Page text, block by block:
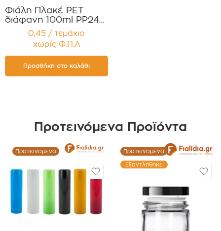
Φιάλη Πλακέ PET
διάφανη 100ml PP24
με Λευκό Flip Top για
Αντισηπτικά
Απολυμαντικά
Σαμπουάν
Αφρόλουτρα
Αντηλιακά Συσκευασία
0,45 / τεμάχιο
χωρίς Φ.Π.Α
Προσθήκη στο καλάθι
Προτεινόμενα Προϊόντα
Προτεινόμενα Προτεινόμενα
Εξαντλήθηκε